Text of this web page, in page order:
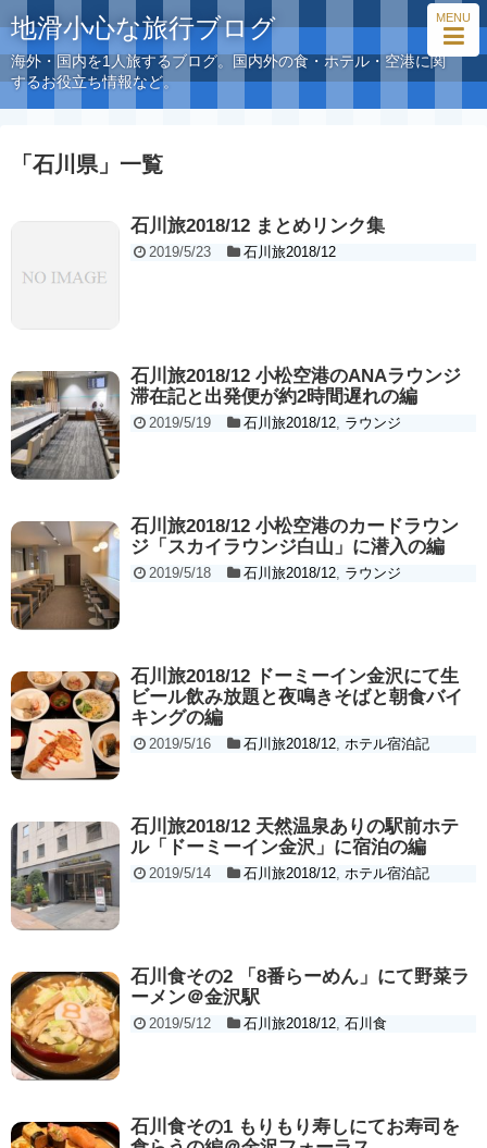
MENU
地滑小心な旅行ブログ
海外・国内を1人旅するブログ。国内外の食・ホテル・空港に関
するお役立ち情報など。
「 石川県 」 一覧
石川旅2018/12 まとめリンク集
2019/5/23 石川旅2018/12
石川旅2018/12 小松空港のANAラウンジ
滞在記と出発便が約2時間遅れの編
2019/5/19 石川旅2018/12, ラウンジ
石川旅2018/12 小松空港のカードラウン
ジ「スカイラウンジ白山」に潜入の編
2019/5/18 石川旅2018/12, ラウンジ
石川旅2018/12 ドーミーイン金沢にて生
ビール飲み放題と夜鳴きそばと朝食バイ
キングの編
2019/5/16 石川旅2018/12, ホテル宿泊記
石川旅2018/12 天然温泉ありの駅前ホテ
ル「ドーミーイン金沢」に宿泊の編
2019/5/14 石川旅2018/12, ホテル宿泊記
石川食その2 「8番らーめん」にて野菜ラ
ーメン＠金沢駅
2019/5/12 石川旅2018/12, 石川食
石川食その1 もりもり寿しにてお寿司を